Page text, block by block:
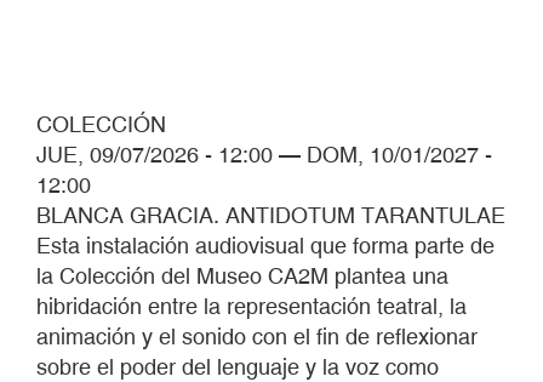
COLECCIÓN
JUE, 09/07/2026 - 12:00 — DOM, 10/01/2027 -
12:00
BLANCA GRACIA. ANTIDOTUM TARANTULAE
Esta instalación audiovisual que forma parte de
la Colección del Museo CA2M plantea una
hibridación entre la representación teatral, la
animación y el sonido con el fin de reflexionar
sobre el poder del lenguaje y la voz como